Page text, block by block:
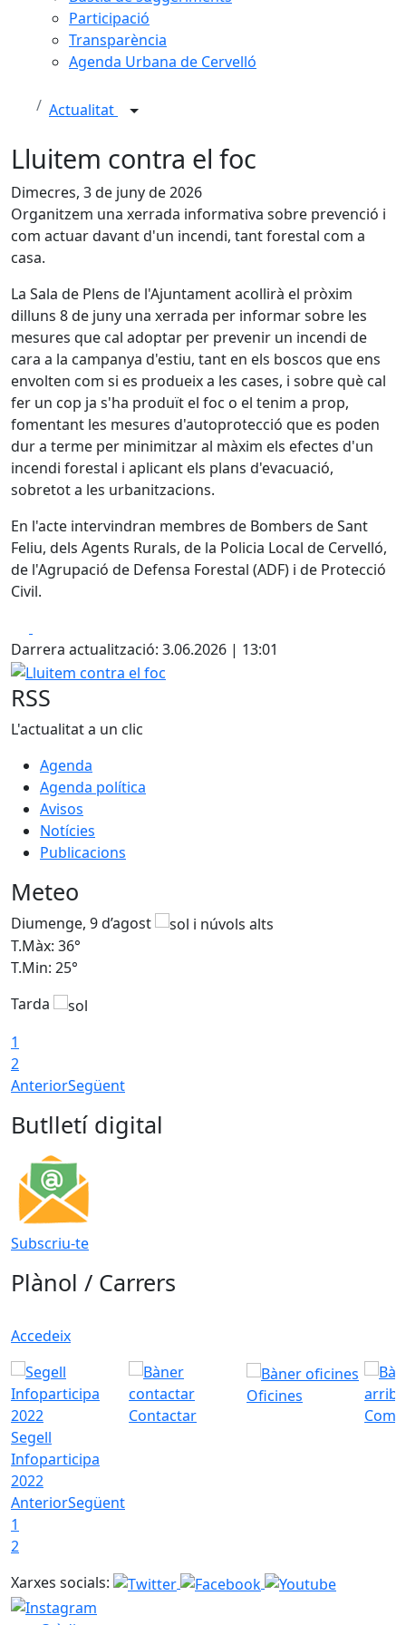
Participació
Transparència
Agenda Urbana de Cervelló
Actualitat
Lluitem contra el foc
Dimecres, 3 de juny de 2026
Organitzem una xerrada informativa sobre prevenció i
com actuar davant d'un incendi, tant forestal com a
casa.
La Sala de Plens de l'Ajuntament acollirà el pròxim
dilluns 8 de juny una xerrada per informar sobre les
mesures que cal adoptar per prevenir un incendi de
cara a la campanya d'estiu, tant en els boscos que ens
envolten com si es produeix a les cases, i sobre què cal
fer un cop ja s'ha produït el foc o el tenim a prop,
fomentant les mesures d'autoprotecció que es poden
dur a terme per minimitzar al màxim els efectes d'un
incendi forestal i aplicant els plans d'evacuació,
sobretot a les urbanitzacions.
En l'acte intervindran membres de Bombers de Sant
Feliu, dels Agents Rurals, de la Policia Local de Cervelló,
de l'Agrupació de Defensa Forestal (ADF) i de Protecció
Civil.
Darrera actualització: 3.06.2026 | 13:01
Lluitem contra el foc
RSS
L'actualitat a un clic
Agenda
Agenda política
Avisos
Notícies
Publicacions
Meteo
Diumenge, 9 d’agost
T.Màx: 36°
T.Min: 25°
Tarda
1
2
AnteriorSegüent
Butlletí digital
Subscriu-te
Plànol / Carrers
Accedeix
Segell
Infoparticipa
2022
Contactar
Oficines
Com
AnteriorSegüent
1
2
Xarxes socials: